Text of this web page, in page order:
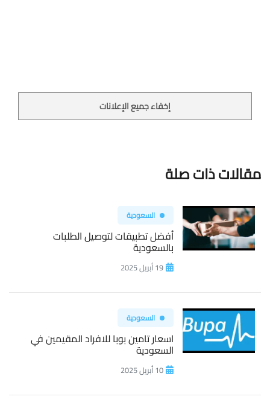
إخفاء جميع الإعلانات
مقالات ذات صلة
السعودية
أفضل تطبيقات لتوصيل الطلبات
بالسعودية
19 أبريل 2025
السعودية
اسعار تامين بوبا للافراد المقيمين في
السعودية
10 أبريل 2025